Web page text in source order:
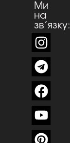
Ми
на
зв’язку: